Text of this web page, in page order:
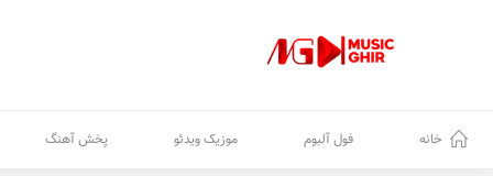
خانه فول آلبوم موزیک ویدئو پخش آهنگ